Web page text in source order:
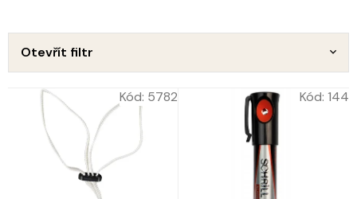
Otevřít filtr
o
Kód: 5782 Kód: 144